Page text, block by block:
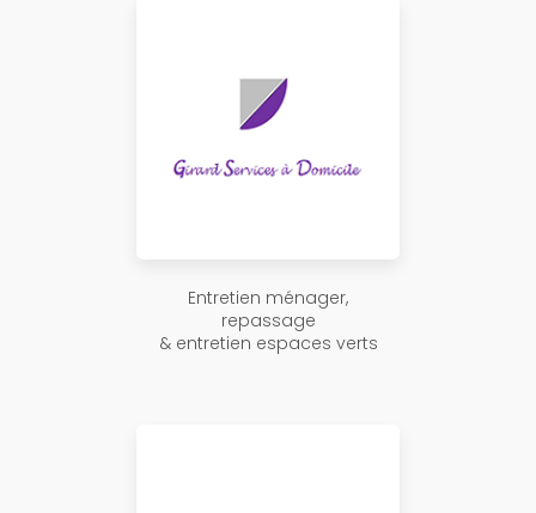
Entretien ménager,
repassage
& entretien espaces verts